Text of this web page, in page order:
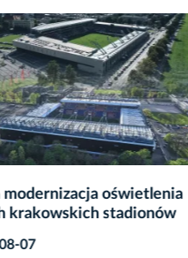
Poidełka dla ptaków w
krakowskich parkach